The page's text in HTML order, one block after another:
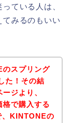
ている人は、
みるのもいい
スプリング
た！その結
ジより、
で購入する
、KINTONEの